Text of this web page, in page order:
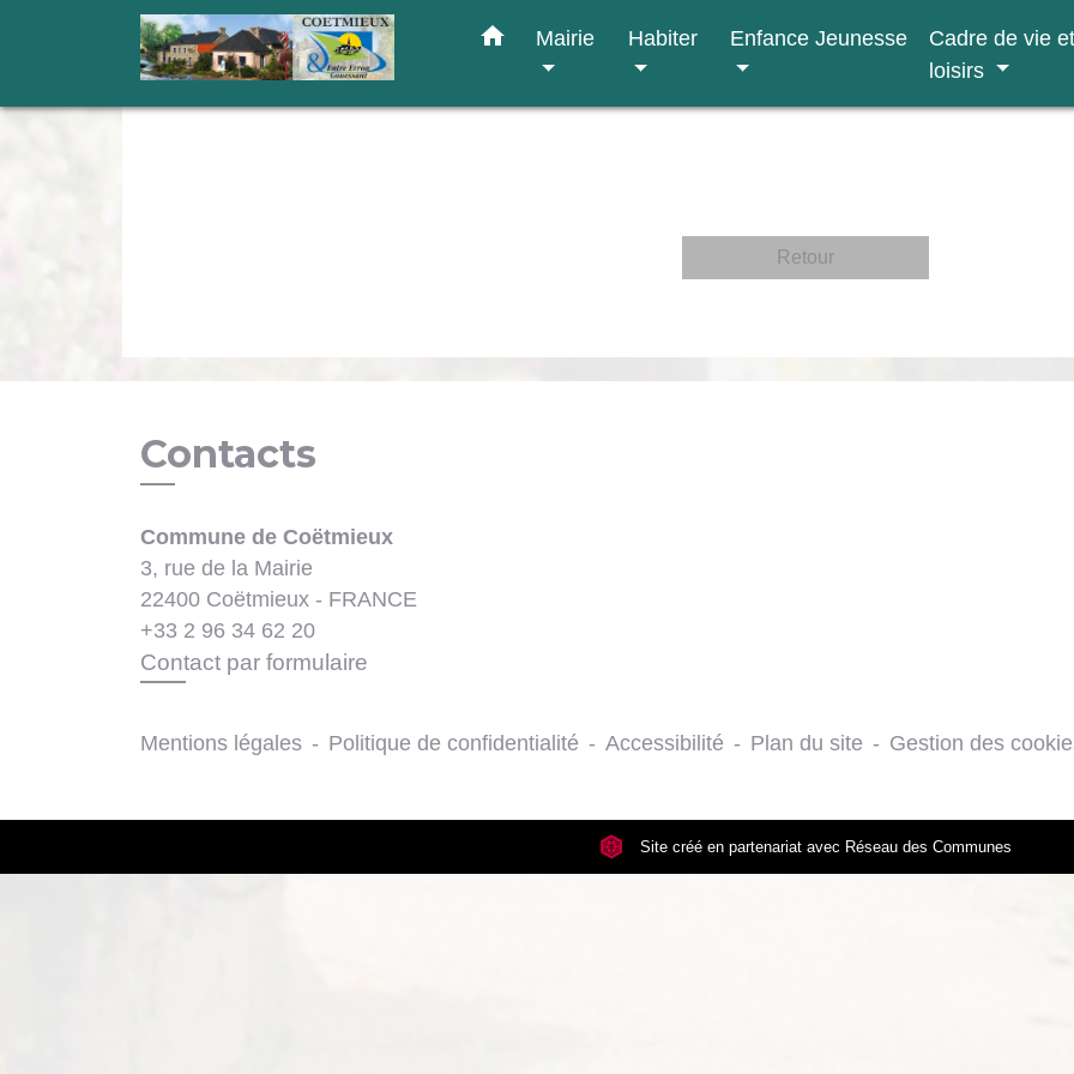
home Mairie Habiter Enfance Jeunesse
Cadre de vie et
loisirs
Retour
Contacts
Commune de Coëtmieux
3, rue de la Mairie
22400 Coëtmieux - FRANCE
+33 2 96 34 62 20
Contact par formulaire
Mentions légales - Politique de confidentialité - Accessibilité - Plan du site - Gestion des
Site créé en partenariat avec Réseau des Communes